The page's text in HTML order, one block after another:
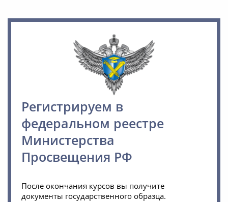
Регистрируем в
федеральном реестре
Министерства
Просвещения РФ
После окончания курсов вы получите
документы государственного образца.